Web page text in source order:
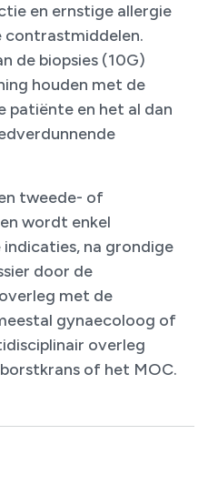
en ernstige allergie
contrastmiddelen.
de biopsies (10G)
houden met de
patiënte en het al dan
tweede- of
wordt enkel
na grondige
door de
met de
gynaecoloog of
overleg
of het MOC.